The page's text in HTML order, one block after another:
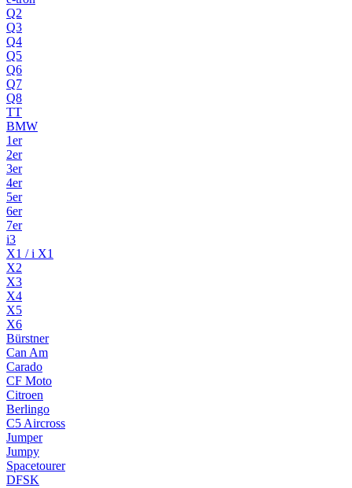
Q2
Q3
Q4
Q5
Q6
Q7
Q8
TT
BMW
1er
2er
3er
4er
5er
6er
7er
i3
X1 / i X1
X2
X3
X4
X5
X6
Bürstner
Can Am
Carado
CF Moto
Citroen
Berlingo
C5 Aircross
Jumper
Jumpy
Spacetourer
DFSK